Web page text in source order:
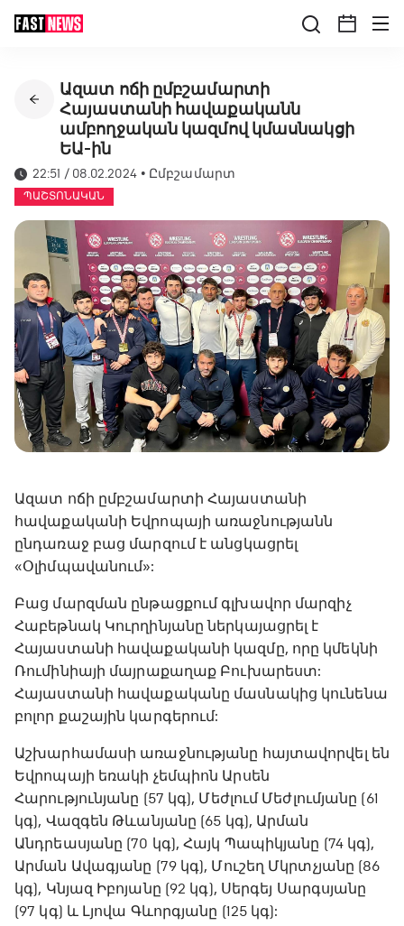
Ազատ ոճի ըմբշամարտի
Հայաստանի հավաքականն
ամբողջական կազմով կմասնակցի
ԵԱ-ին
22:51 / 08.02.2024 • Ըմբշամարտ
ՊԱՇՏՈՆԱԿԱՆ
Ազատ ոճի ըմբշամարտի Հայաստանի
հավաքականի Եվրոպայի առաջնությանն
ընդառաջ բաց մարզում է անցկացրել
«Օլիմպավանում»:
Բաց մարզման ընթացքում գլխավոր մարզիչ
Հաբեթնակ Կուրղինյանը ներկայացրել է
Հայաստանի հավաքականի կազմը, որը կմեկնի
Ռումինիայի մայրաքաղաք Բուխարեստ:
Հայաստանի հավաքականը մասնակից կունենա
բոլոր քաշային կարգերում:
Աշխարհամասի առաջնությանը հայտավորվել են
Եվրոպայի եռակի չեմպիոն Արսեն
Հարությունյանը (57 կգ), Մեժլում Մեժլումյանը (61
կգ), Վազգեն Թևանյանը (65 կգ), Արման
Անդրեասյանը (70 կգ), Հայկ Պապիկյանը (74 կգ),
Արման Ավագյանը (79 կգ), Մուշեղ Մկրտչյանը (86
կգ), Կնյազ Իբոյանը (92 կգ), Սերգեյ Սարգսյանը
(97 կգ) և Լյովա Գևորգյանը (125 կգ):